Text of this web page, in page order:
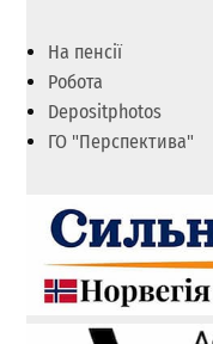
На пенсії
Робота
Depositphotos
ГО "Перспектива"